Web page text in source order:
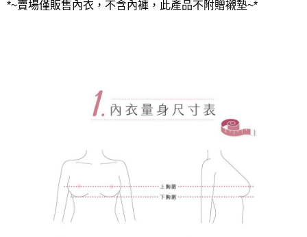
*~賣場僅販售內衣，不含內褲，此產品不附贈襯墊~*